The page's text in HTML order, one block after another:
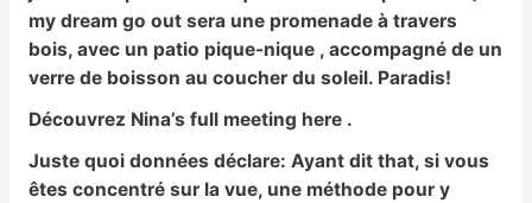
my dream go out sera une promenade à travers
bois, avec un patio pique-nique , accompagné de un
verre de boisson au coucher du soleil. Paradis!
Découvrez Nina’s full meeting here .
Juste quoi données déclare: Ayant dit that, si vous
êtes concentré sur la vue, une méthode pour y